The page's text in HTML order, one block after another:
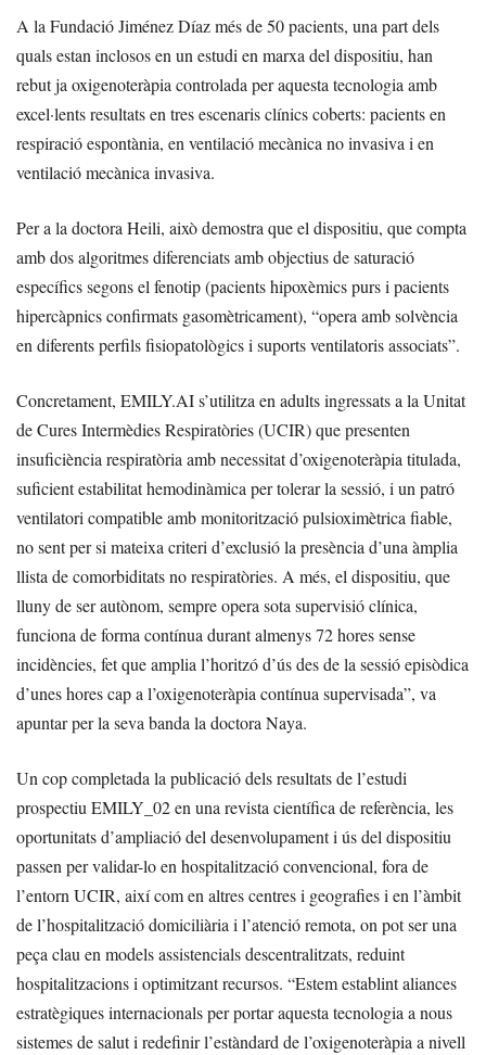
A la Fundació Jiménez Díaz més de 50 pacients, una part dels
quals estan inclosos en un estudi en marxa del dispositiu, han
rebut ja oxigenoteràpia controlada per aquesta tecnologia amb
excel·lents resultats en tres escenaris clínics coberts: pacients en
respiració espontània, en ventilació mecànica no invasiva i en
ventilació mecànica invasiva.
Per a la doctora Heili, això demostra que el dispositiu, que compta
amb dos algoritmes diferenciats amb objectius de saturació
específics segons el fenotip (pacients hipoxèmics purs i pacients
hipercàpnics confirmats gasomètricament), “opera amb solvència
en diferents perfils fisiopatològics i suports ventilatoris associats”.
Concretament, EMILY.AI s’utilitza en adults ingressats a la Unitat
de Cures Intermèdies Respiratòries (UCIR) que presenten
insuficiència respiratòria amb necessitat d’oxigenoteràpia titulada,
suficient estabilitat hemodinàmica per tolerar la sessió, i un patró
ventilatori compatible amb monitorització pulsioximètrica fiable,
no sent per si mateixa criteri d’exclusió la presència d’una àmplia
llista de comorbiditats no respiratòries. A més, el dispositiu, que
lluny de ser autònom, sempre opera sota supervisió clínica,
funciona de forma contínua durant almenys 72 hores sense
incidències, fet que amplia l’horitzó d’ús des de la sessió episòdica
d’unes hores cap a l’oxigenoteràpia contínua supervisada”, va
apuntar per la seva banda la doctora Naya.
Un cop completada la publicació dels resultats de l’estudi
prospectiu EMILY_02 en una revista científica de referència, les
oportunitats d’ampliació del desenvolupament i ús del dispositiu
passen per validar-lo en hospitalització convencional, fora de
l’entorn UCIR, així com en altres centres i geografies i en l’àmbit
de l’hospitalització domiciliària i l’atenció remota, on pot ser una
peça clau en models assistencials descentralitzats, reduint
hospitalitzacions i optimitzant recursos. “Estem establint aliances
estratègiques internacionals per portar aquesta tecnologia a nous
sistemes de salut i redefinir l’estàndard de l’oxigenoteràpia a nivell